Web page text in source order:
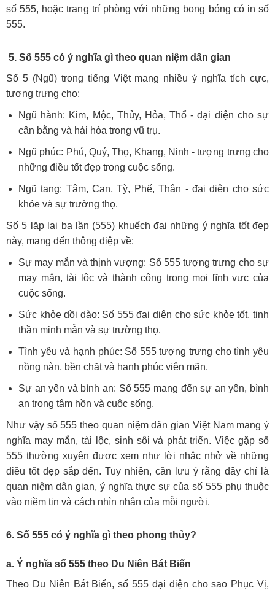
số 555, hoặc trang trí phòng với những bong bóng có in số
555.
5. Số 555 có ý nghĩa gì theo quan niệm dân gian
Số 5 (Ngũ) trong tiếng Việt mang nhiều ý nghĩa tích cực,
tượng trưng cho:
Ngũ hành: Kim, Mộc, Thủy, Hỏa, Thổ - đại diện cho sự
cân bằng và hài hòa trong vũ trụ.
Ngũ phúc: Phú, Quý, Thọ, Khang, Ninh - tượng trưng cho
những điều tốt đẹp trong cuộc sống.
Ngũ tạng: Tâm, Can, Tỳ, Phế, Thận - đại diện cho sức
khỏe và sự trường thọ.
Số 5 lặp lại ba lần (555) khuếch đại những ý nghĩa tốt đẹp
này, mang đến thông điệp về:
Sự may mắn và thịnh vượng: Số 555 tượng trưng cho sự
may mắn, tài lộc và thành công trong mọi lĩnh vực của
cuộc sống.
Sức khỏe dồi dào: Số 555 đại diện cho sức khỏe tốt, tinh
thần minh mẫn và sự trường thọ.
Tình yêu và hạnh phúc: Số 555 tượng trưng cho tình yêu
nồng nàn, bền chặt và hạnh phúc viên mãn.
Sự an yên và bình an: Số 555 mang đến sự an yên, bình
an trong tâm hồn và cuộc sống.
Như vậy số 555 theo quan niệm dân gian Việt Nam mang ý
nghĩa may mắn, tài lộc, sinh sôi và phát triển. Việc gặp số
555 thường xuyên được xem như lời nhắc nhở về những
điều tốt đẹp sắp đến. Tuy nhiên, cần lưu ý rằng đây chỉ là
quan niệm dân gian, ý nghĩa thực sự của số 555 phụ thuộc
vào niềm tin và cách nhìn nhận của mỗi người.
6. Số 555 có ý nghĩa gì theo phong thủy?
a. Ý nghĩa số 555 theo Du Niên Bát Biến
Theo Du Niên Bát Biến, số 555 đại diện cho sao Phục Vị,